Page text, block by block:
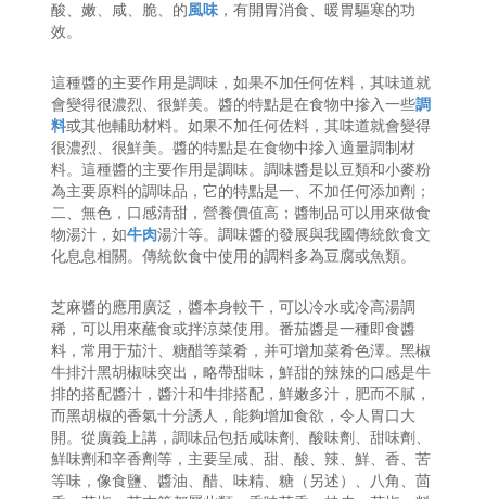
酸、嫩、咸、脆、的風味，有開胃消食、暖胃驅寒的功
效。
這種醬的主要作用是調味，如果不加任何佐料，其味道就
會變得很濃烈、很鮮美。醬的特點是在食物中摻入一些調
料或其他輔助材料。如果不加任何佐料，其味道就會變得
很濃烈、很鮮美。醬的特點是在食物中摻入適量調制材
料。這種醬的主要作用是調味。調味醬是以豆類和小麥粉
為主要原料的調味品，它的特點是一、不加任何添加劑；
二、無色，口感清甜，營養價值高；醬制品可以用來做食
物湯汁，如牛肉湯汁等。調味醬的發展與我國傳統飲食文
化息息相關。傳統飲食中使用的調料多為豆腐或魚類。
芝麻醬的應用廣泛，醬本身較干，可以冷水或冷高湯調
稀，可以用來蘸食或拌涼菜使用。番茄醬是一種即食醬
料，常用于茄汁、糖醋等菜肴，并可增加菜肴色澤。黑椒
牛排汁黑胡椒味突出，略帶甜味，鮮甜的辣辣的口感是牛
排的搭配醬汁，醬汁和牛排搭配，鮮嫩多汁，肥而不膩，
而黑胡椒的香氣十分誘人，能夠增加食欲，令人胃口大
開。從廣義上講，調味品包括咸味劑、酸味劑、甜味劑、
鮮味劑和辛香劑等，主要呈咸、甜、酸、辣、鮮、香、苦
等味，像食鹽、醬油、醋、味精、糖（另述）、八角、茴